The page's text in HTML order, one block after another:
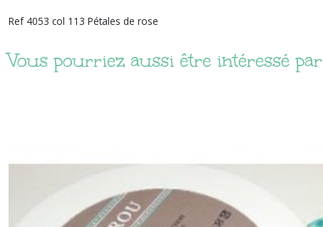
Ref 4053 col 113 Pétales de rose
Vous pourriez aussi être intéressé par